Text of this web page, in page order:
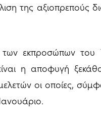
της αξιοπρεπούς
εκπροσώπων του
η αποφυγή
οι οποίες,